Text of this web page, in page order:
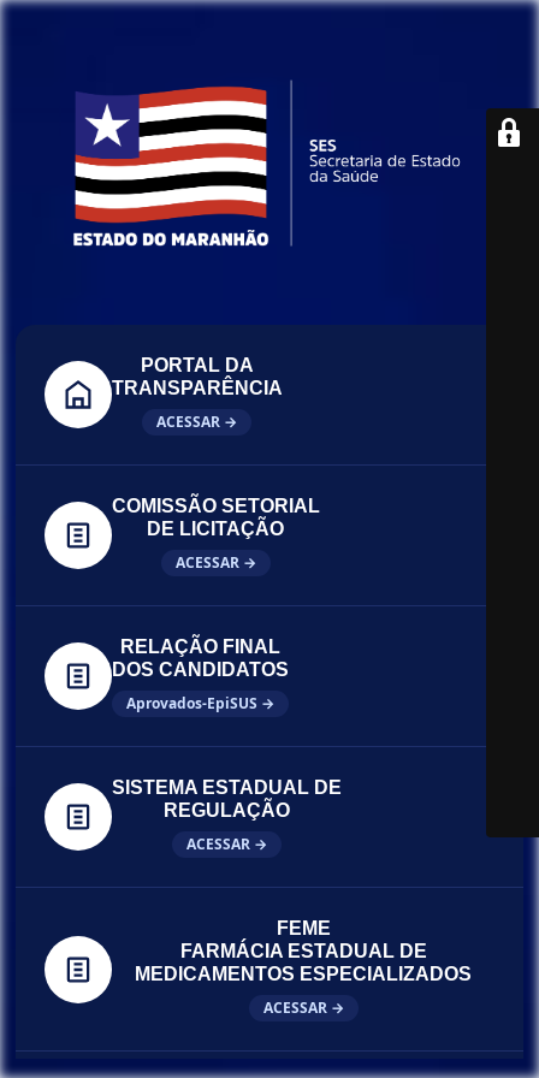
PORTAL DA
TRANSPARÊNCIA
ACESSAR →
COMISSÃO SETORIAL
DE LICITAÇÃO
ACESSAR →
RELAÇÃO FINAL
DOS CANDIDATOS
Aprovados-EpiSUS →
SISTEMA ESTADUAL DE
REGULAÇÃO
ACESSAR →
FEME
FARMÁCIA ESTADUAL DE
MEDICAMENTOS ESPECIALIZADOS
ACESSAR →